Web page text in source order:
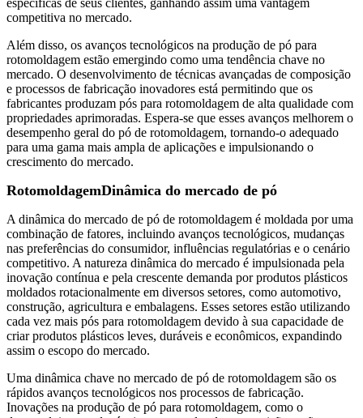
específicas de seus clientes, ganhando assim uma vantagem
competitiva no mercado.
Além disso, os avanços tecnológicos na produção de pó para
rotomoldagem estão emergindo como uma tendência chave no
mercado. O desenvolvimento de técnicas avançadas de composição
e processos de fabricação inovadores está permitindo que os
fabricantes produzam pós para rotomoldagem de alta qualidade com
propriedades aprimoradas. Espera-se que esses avanços melhorem o
desempenho geral do pó de rotomoldagem, tornando-o adequado
para uma gama mais ampla de aplicações e impulsionando o
crescimento do mercado.
RotomoldagemDinâmica do mercado de pó
A dinâmica do mercado de pó de rotomoldagem é moldada por uma
combinação de fatores, incluindo avanços tecnológicos, mudanças
nas preferências do consumidor, influências regulatórias e o cenário
competitivo. A natureza dinâmica do mercado é impulsionada pela
inovação contínua e pela crescente demanda por produtos plásticos
moldados rotacionalmente em diversos setores, como automotivo,
construção, agricultura e embalagens. Esses setores estão utilizando
cada vez mais pós para rotomoldagem devido à sua capacidade de
criar produtos plásticos leves, duráveis ​​e econômicos, expandindo
assim o escopo do mercado.
Uma dinâmica chave no mercado de pó de rotomoldagem são os
rápidos avanços tecnológicos nos processos de fabricação.
Inovações na produção de pó para rotomoldagem, como o